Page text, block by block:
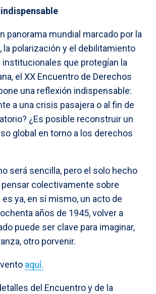
panorama mundial marcado por la
la polarización y el debilitamiento
que protegían la
el XX Encuentro de Derechos
una reflexión indispensable:
a una crisis pasajera o al fin de
¿Es posible reconstruir un
global en torno a los derechos
será sencilla, pero el solo hecho
pensar colectivamente sobre
ya, en sí mismo, un acto de
años de 1945, volver a
puede ser clave para imaginar,
otro porvenir.
aquí.
del Encuentro y de la